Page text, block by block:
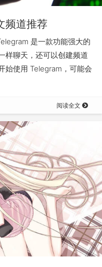
频道推荐
是一款功能强大的
样聊天，还可以创建频道
始使用 Telegram，可能会
阅读全文